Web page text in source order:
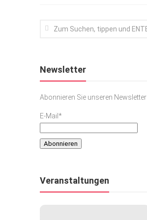
Newsletter
Abonnieren Sie unseren Newsletter
E-Mail*
Veranstaltungen